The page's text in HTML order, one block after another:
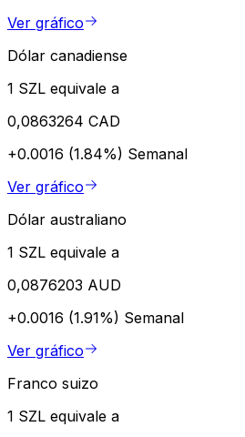
Ver gráfico
Dólar canadiense
1 SZL equivale a
0,0863264 CAD
+0.0016 (1.84%) Semanal
Ver gráfico
Dólar australiano
1 SZL equivale a
0,0876203 AUD
+0.0016 (1.91%) Semanal
Ver gráfico
Franco suizo
1 SZL equivale a